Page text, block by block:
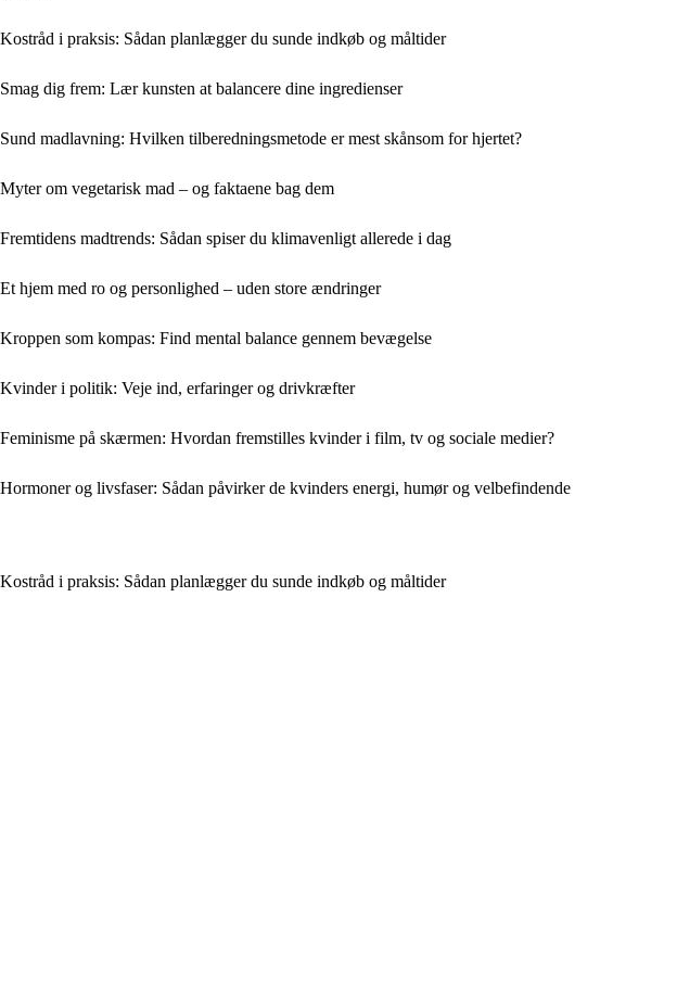
Kostråd i praksis: Sådan planlægger du sunde indkøb og måltider
Smag dig frem: Lær kunsten at balancere dine ingredienser
Sund madlavning: Hvilken tilberedningsmetode er mest skånsom for hjertet?
Myter om vegetarisk mad – og faktaene bag dem
Fremtidens madtrends: Sådan spiser du klimavenligt allerede i dag
Et hjem med ro og personlighed – uden store ændringer
Kroppen som kompas: Find mental balance gennem bevægelse
Kvinder i politik: Veje ind, erfaringer og drivkræfter
Feminisme på skærmen: Hvordan fremstilles kvinder i film, tv og sociale medier?
Hormoner og livsfaser: Sådan påvirker de kvinders energi, humør og velbefindende
Kostråd i praksis: Sådan planlægger du sunde indkøb og måltider